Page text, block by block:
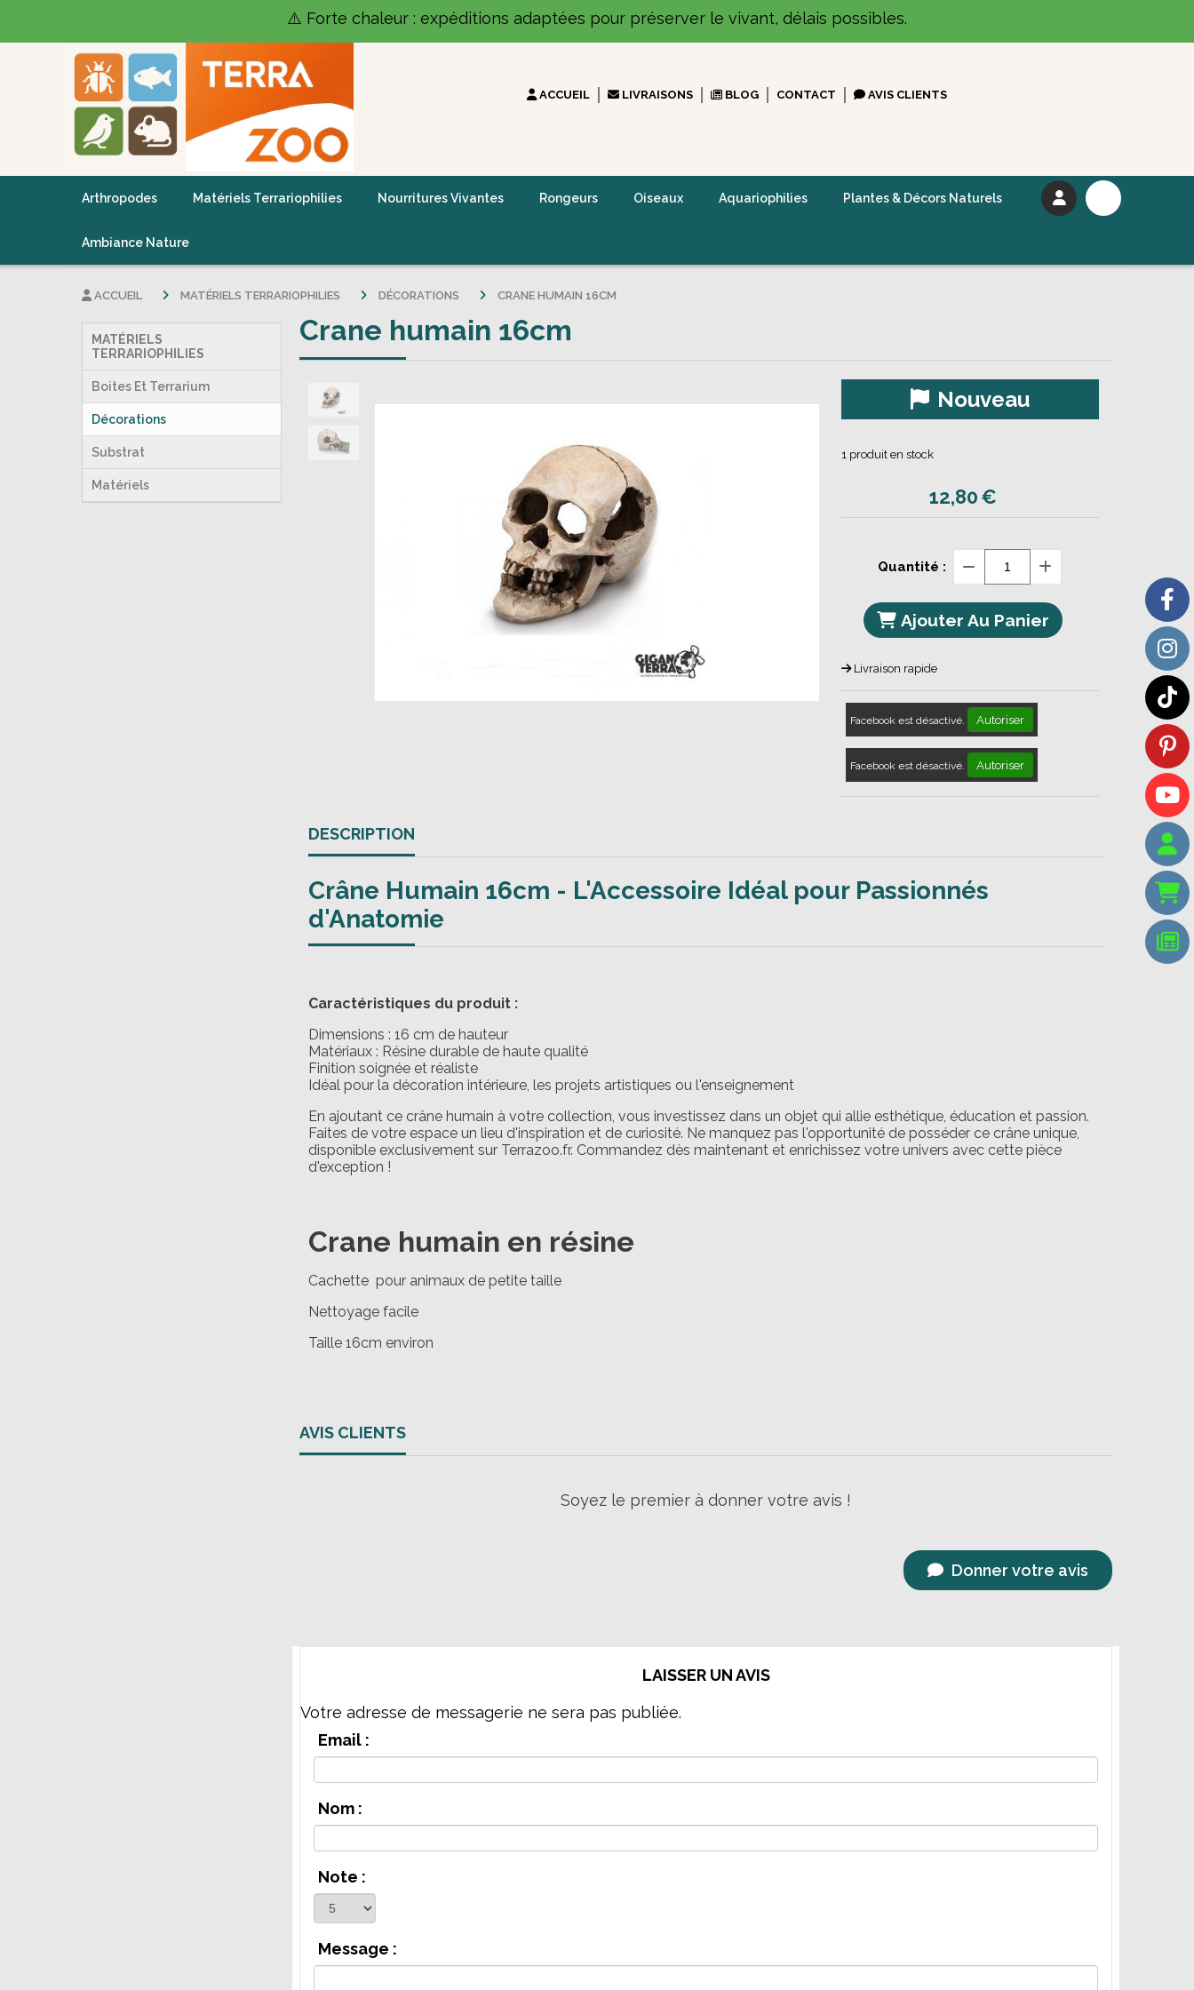
⚠️ Forte chaleur : expéditions adaptées pour préserver le vivant, délais possibles.
ACCUEIL LIVRAISONS BLOG CONTACT AVIS CLIENTS
Arthropodes Matériels Terrariophilies Nourritures Vivantes Rongeurs Oiseaux Aquariophilies Plantes & Décors Naturels
Ambiance Nature
MATÉRIELS
TERRARIOPHILIES
Boites Et Terrarium
Décorations
Substrat
Matériels
ACCUEIL MATÉRIELS TERRARIOPHILIES DÉCORATIONS CRANE HUMAIN 16CM
Crane humain 16cm
Nouveau
12,80€
1produit en stock
Quantité :
Ajouter Au Panier
Livraison rapide
Facebook est désactivé. Autoriser
Facebook est désactivé. Autoriser
DESCRIPTION
Crâne Humain 16cm - L'Accessoire Idéal pour Passionnés
d'Anatomie
Caractéristiques du produit :
Dimensions : 16 cm de hauteur
Matériaux : Résine durable de haute qualité
Finition soignée et réaliste
Idéal pour la décoration intérieure, les projets artistiques ou l'enseignement
En ajoutant ce crâne humain à votre collection, vous investissez dans un objet qui allie esthétique, éducation et passion.
Faites de votre espace un lieu d'inspiration et de curiosité. Ne manquez pas l'opportunité de posséder ce crâne unique,
disponible exclusivement sur Terrazoo.fr. Commandez dès maintenant et enrichissez votre univers avec cette pièce
d'exception !
Crane humain en résine
Cachette pour animaux de petite taille
Nettoyage facile
Taille 16cm environ
AVIS CLIENTS
Soyez le premier à donner votre avis !
Donner votre avis
LAISSER UN AVIS
Votre adresse de messagerie ne sera pas publiée.
Email :
Nom :
Note :
Message :